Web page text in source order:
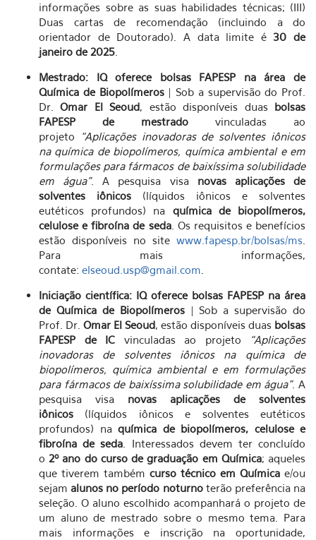
informações sobre as suas habilidades técnicas; (III)
Duas cartas de recomendação (incluindo a do
orientador de Doutorado). A data limite é30 de
janeiro de 2025
Mestrado: IQ oferece bolsas FAPESP na área de
Química de Biopolímeros| Sob a supervisão do Prof.
Dr.Omar El Seoud, estão disponíveis duas bolsas
FAPESP de mestrado vinculadas ao
projeto
“Aplicações inovadoras de solventes iônicos
na química de biopolímeros, química ambiental e em
formulações para fármacos de baixíssima solubilidade
em água”. A pesquisa visa novas aplicações de
solventes iônicos (líquidos iônicos e solventes
eutéticos profundos) na química de biopolímeros,
celulose e fibroína de seda. Os requisitos e benefícios
estão disponíveis no site www.fapesp.br/bolsas/ms
Para mais informações,
contate: elseoud.usp@gmail.com
Iniciação científica: IQ oferece bolsas FAPESP na área
de Química de Biopolímeros| Sob a supervisão do
Prof. Dr. Omar El Seoud, estão disponíveis duas bolsas
FAPESP de IC vinculadas ao projeto
“Aplicações
inovadoras de solventes iônicos na química de
biopolímeros, química ambiental e em formulações
para fármacos de baixíssima solubilidade em água”. A
pesquisa visa novas aplicações de solventes
iônicos (líquidos iônicos e solventes eutéticos
profundos) na química de biopolímeros, celulose e
fibroína de seda . Interessados devem ter concluído
o 2º ano do curso de graduação em Química; aqueles
que tiverem também curso técnico em Química e/ou
sejam alunos no período noturnoterão preferência na
seleção. O aluno escolhido acompanhará o projeto de
um aluno de mestrado sobre o mesmo tema. Para
mais informações e inscrição na oportunidade,